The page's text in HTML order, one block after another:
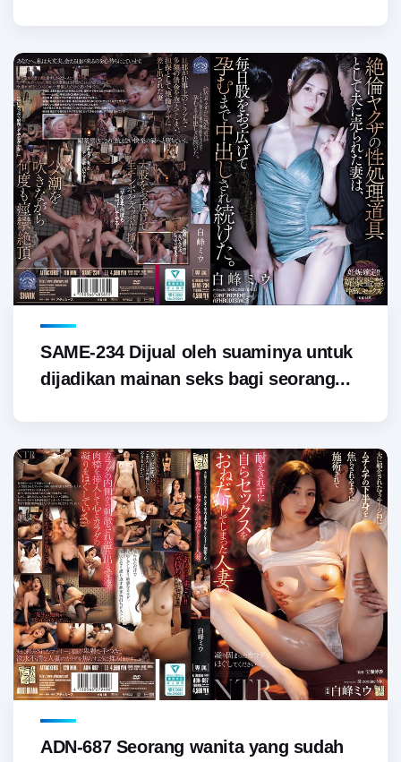
SAME-234 Dijual oleh suaminya untuk
dijadikan mainan seks bagi seorang...
ADN-687 Seorang wanita yang sudah